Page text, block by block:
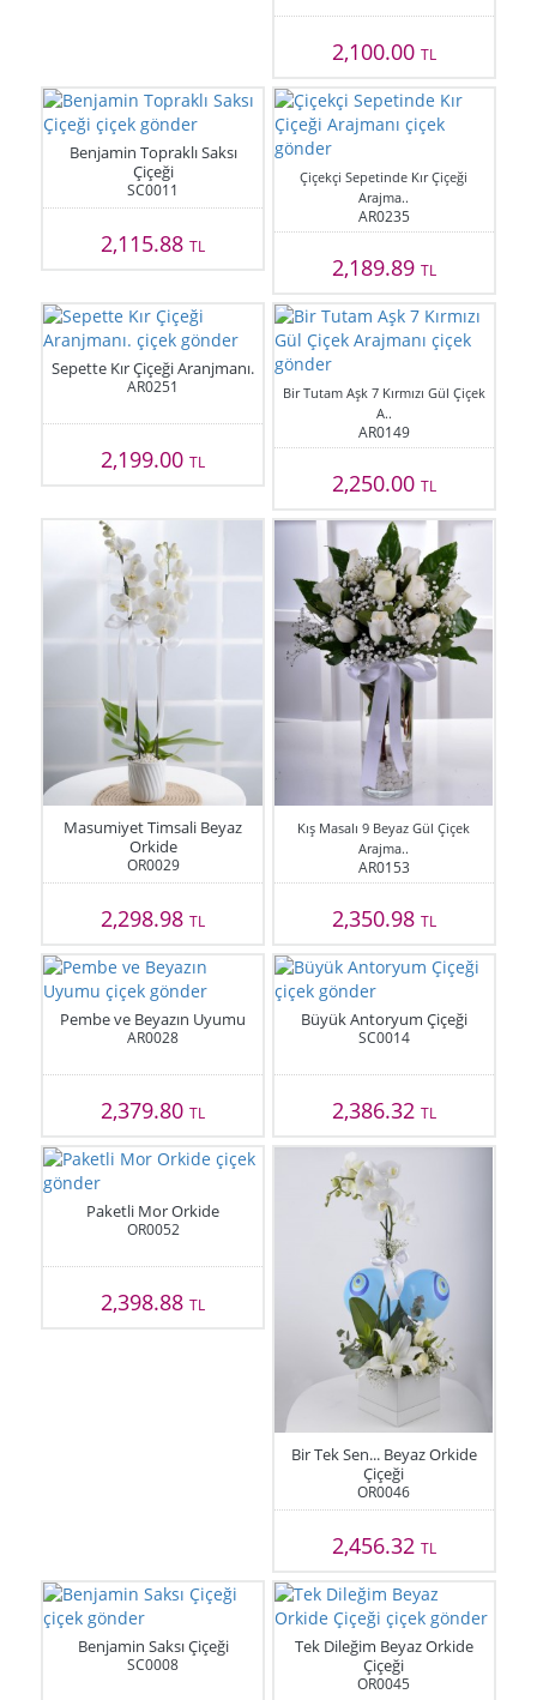
2,100.00 TL
Benjamin Topraklı Saksı
Çiçeği
SC0011
2,115.88TL
Çiçekçi Sepetinde Kır Çiçeği
Arajma..
AR0235
2,189.89 TL
Sepette Kır Çiçeği Aranjmanı.
AR0251
2,199.00TL
Bir Tutam Aşk 7 Kırmızı Gül Çiçek
A..
AR0149
2,250.00 TL
Masumiyet Timsali Beyaz
Orkide
OR0029
2,298.98TL
Kış Masalı 9 Beyaz Gül Çiçek
Arajma..
AR0153
2,350.98 TL
Pembe ve Beyazın Uyumu
AR0028
2,379.80TL
Büyük Antoryum Çiçeği
SC0014
2,386.32 TL
Paketli Mor Orkide
OR0052
2,398.88TL
Bir Tek Sen... Beyaz Orkide
Çiçeği
OR0046
2,456.32 TL
Benjamin Saksı Çiçeği
SC0008
Tek Dileğim Beyaz Orkide
Çiçeği
OR0045